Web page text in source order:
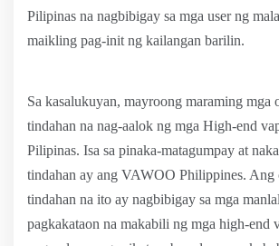
Pilipinas na nagbibigay sa mga user ng
maikling pag-init ng kailangan barilin.
Sa kasalukuyan, mayroong maraming mga
tindahan na nag-aalok ng mga High-end
Pilipinas. Isa sa pinaka-matagumpay at
tindahan ay ang VAWOO Philippines. Ang
tindahan na ito ay nagbibigay sa mga
pagkakataon na makabili ng mga high-end